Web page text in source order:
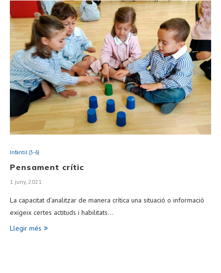
Infantil (3-6)
Pensament crític
1 juny, 2021
La capacitat d’analitzar de manera crítica una situació o informació
exigeix certes actituds i habilitats…
Llegir més